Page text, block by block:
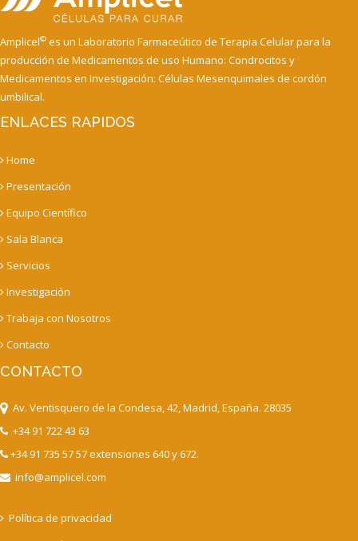
Amplicel© es un Laboratorio Farmaceútico de Terapia Celular para la
producción de Medicamentos de uso Humano: Condrocitos y
Medicamentos en Investigación: Células Mesenquimales de cordón
umbilical.
ENLACES RAPIDOS
Home
Presentación
Equipo Científico
Sala Blanca
Servicios
Investigación
Trabaja con Nosotros
Contacto
CONTACTO
Av. Ventisquero de la Condesa, 42, Madrid, España. 28035
+34 91 722 43 63
+34 91 735 57 57 extensiones 640 y 672.
info@amplicel.com
Política de privacidad